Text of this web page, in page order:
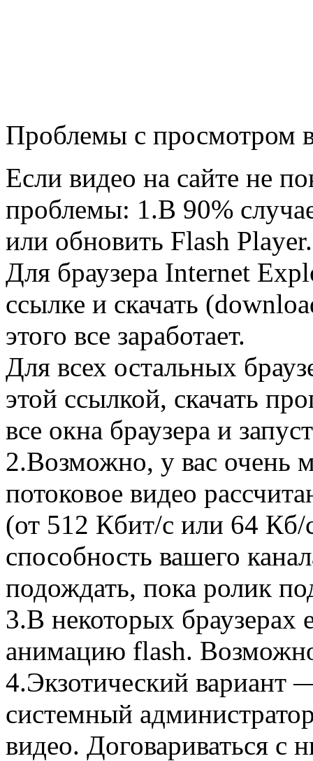
Проблемы с просмотром
Если видео на сайте не
проблемы: 1.В 90%
или обновить Flash Player.
Для браузера Internet
ссылке и скачать
этого все заработает.
Для всех остальных
этой ссылкой, скачать
все окна браузера и
2.Возможно, у вас очень
потоковое видео
(от 512 Кбит/с или 64 Кб/
способность вашего
подождать, пока ролик
3.В некоторых браузерах
анимацию flash.
4.Экзотический вариант
системный
видео. Договариваться